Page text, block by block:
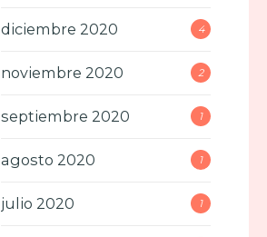
diciembre 2020 4
noviembre 2020 2
septiembre 2020 1
agosto 2020 1
julio 2020 1